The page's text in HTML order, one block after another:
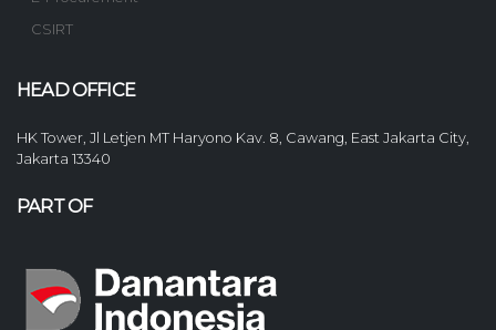
CSIRT
HEAD OFFICE
HK Tower, Jl Letjen MT Haryono Kav. 8, Cawang, East Jakarta City,
Jakarta 13340
PART OF